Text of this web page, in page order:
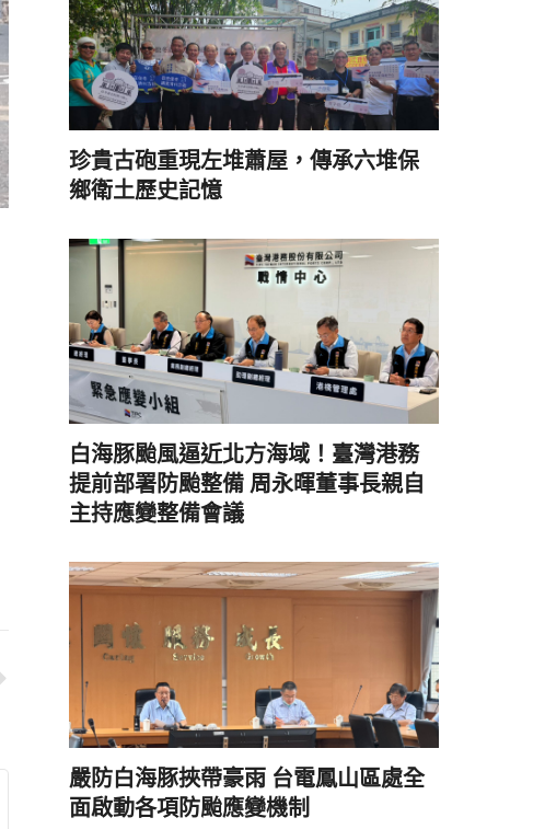
珍貴古砲重現左堆蕭屋，傳承六堆保
鄉衛土歷史記憶
白海豚颱風逼近北方海域！臺灣港務
提前部署防颱整備 周永暉董事長親自
主持應變整備會議
嚴防白海豚挾帶豪雨 台電鳳山區處全
面啟動各項防颱應變機制